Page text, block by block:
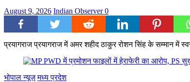
August 9, 2026 Indian Observer0
प्रयागराज प्रयागराज में अमर शहीद ठाकुर रोशन सिंह के सम्मान में
भोपाल न्यूज़ मध्य प्रदेश